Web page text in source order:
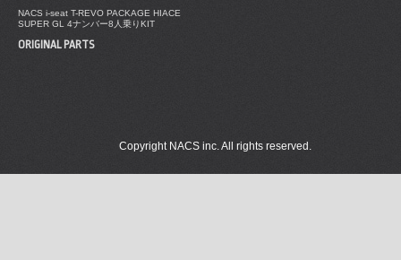
NACS i-seat T-REVO PACKAGE HIACE
SUPER GL 4ナンバー8人乗りKIT
ORIGINAL PARTS
Copyright NACS inc. All rights reserved.